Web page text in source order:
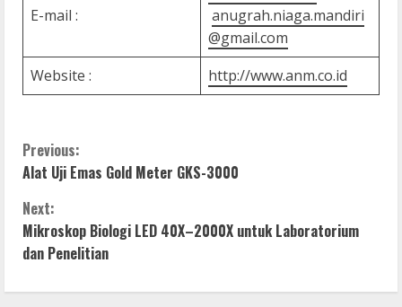
E-mail :
anugrah.niaga.mandiri
@gmail.com
Website :
http://www.anm.co.id
C
o
n
t
Previous:
Alat Uji Emas Gold Meter GKS-3000
Next:
Mikroskop Biologi LED 40X–2000X untuk Laboratorium
dan Penelitian